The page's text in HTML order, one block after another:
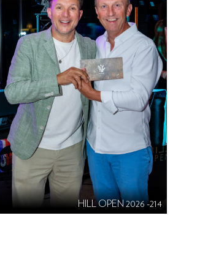
HILL OPEN 2026 -214